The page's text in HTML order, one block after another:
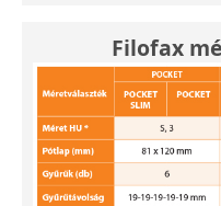
Filofax